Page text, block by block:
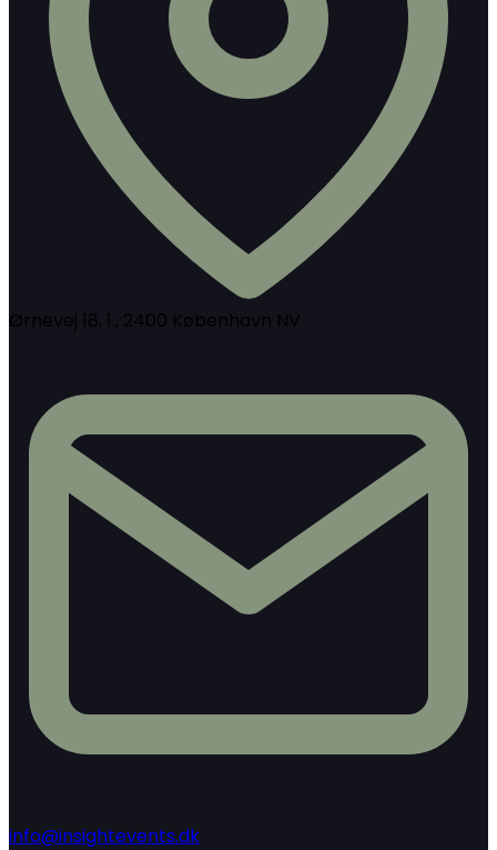
Ørnevej 18, 1., 2400 København NV
info@insightevents.dk